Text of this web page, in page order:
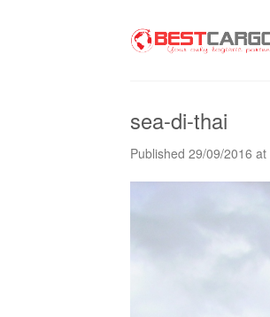
sea-di-thai
Published 29/09/2016 at